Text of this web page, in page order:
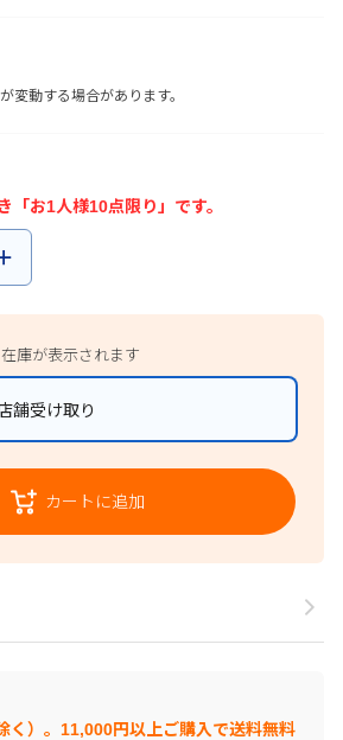
変動する場合があります。
「お1人様10点限り」です。
庫が表示されます
舗受け取り
カートに追加
く）。11,000円以上ご購入で送料無料